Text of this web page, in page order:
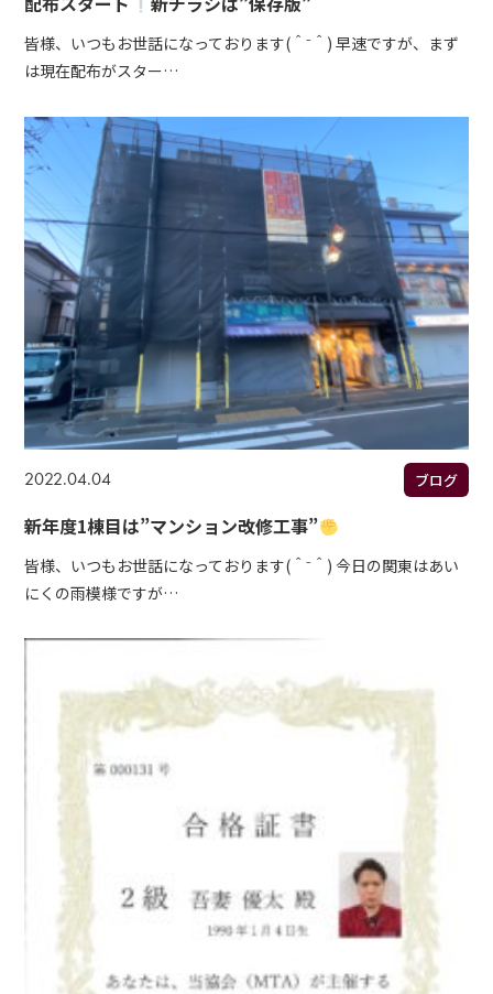
皆様、いつもお世話になっております(＾⁻＾) 早速ですが、まず
は現在配布がスター…
2022.04.04 ブログ
新年度1棟目は”マンション改修工事”
皆様、いつもお世話になっております(＾⁻＾) 今日の関東はあい
にくの雨模様ですが…